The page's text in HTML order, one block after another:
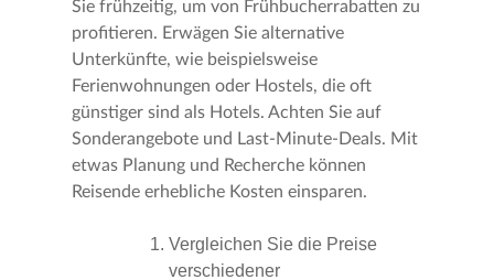
Sie frühzeitig, um von Frühbucherrabatten zu
profitieren. Erwägen Sie alternative
Unterkünfte, wie beispielsweise
Ferienwohnungen oder Hostels, die oft
günstiger sind als Hotels. Achten Sie auf
Sonderangebote und Last-Minute-Deals. Mit
etwas Planung und Recherche können
Reisende erhebliche Kosten einsparen.
Vergleichen Sie die Preise
verschiedener